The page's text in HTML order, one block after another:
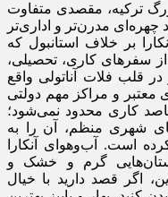
ترکیه، مقصدی متفاوت
مدرن‌تر و اداری‌تر
بر خلاف استانبول که
از سفرهای کاری، تحصیلی،
قلب فلات آناتولی واقع
معتبر و مراکز مهم دولتی
کاری محدود نمی‌شود؛
شهری منظم، آن را به
است. آب‌وهوای آنکارا
گرم و خشک و
اگر قصد دارید با خیال